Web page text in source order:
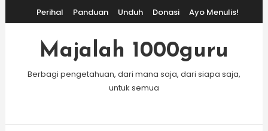
To
Content
Perihal Panduan Unduh Donasi Ayo Menulis!
Majalah 1000guru
Berbagi pengetahuan, dari mana saja, dari siapa saja,
untuk semua